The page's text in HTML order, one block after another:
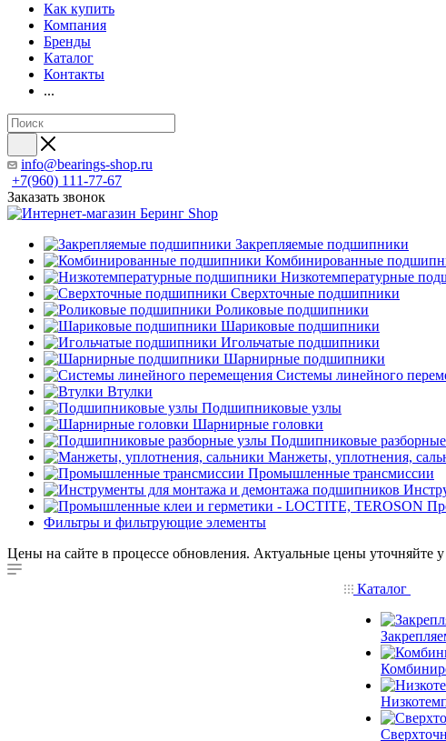
Как купить
Компания
Бренды
Каталог
Контакты
...
info@bearings-shop.ru
+7(960) 111-77-67
Заказать звонок
Закрепляемые подшипники
Комбинированные
Низкотемпературные
Сверхточные подшипники
Роликовые подшипники
Шариковые подшипники
Игольчатые подшипники
Шарнирные подшипники
Системы линейного
Втулки
Подшипниковые узлы
Шарнирные головки
Подшипниковые
Манжеты, уплотнения,
Промышленные трансмиссии
Фильтры и фильтрующие элементы
Цены на сайте в процессе обновления. Актуальные цены уточняйте
Каталог